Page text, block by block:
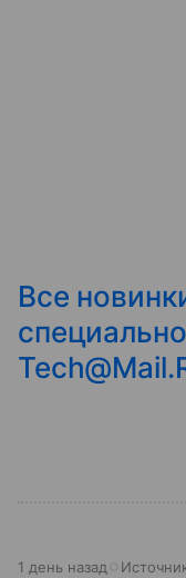
Все
1 день назад